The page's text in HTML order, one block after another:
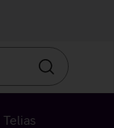
Otsin
Telias